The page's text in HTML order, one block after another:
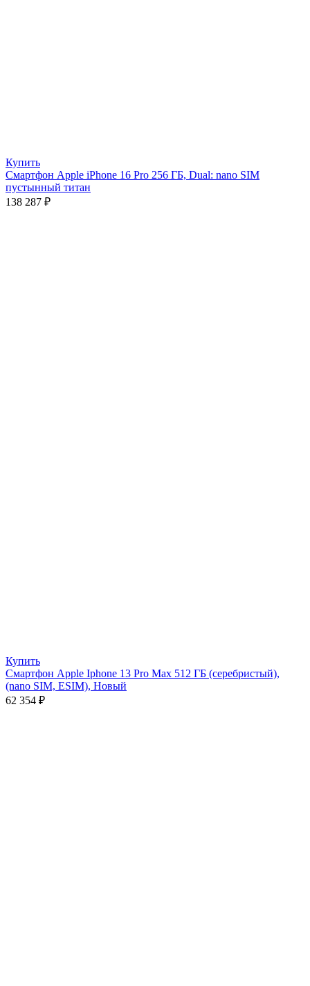
Купить
Смартфон Apple iPhone 16 Pro 256 ГБ, Dual: nano SIM
пустынный титан
138 287 ₽
Купить
Смартфон Apple Iphone 13 Pro Max 512 ГБ (серебристый),
(nano SIM, ESIM), Новый
62 354 ₽